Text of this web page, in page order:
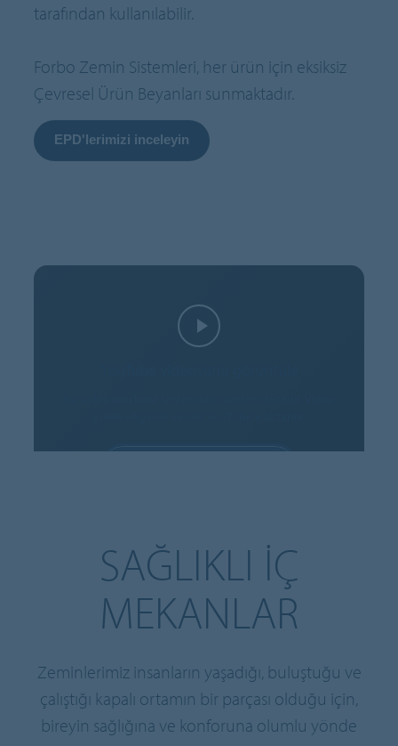
tarafından kullanılabilir.
Forbo Zemin Sistemleri, her ürün için eksiksiz
Çevresel Ürün Beyanları sunmaktadır.
EPD'lerimizi inceleyin
SAĞLIKLI IÇ
MEKANLAR
Zeminlerimiz insanların yaşadığı, buluştuğu ve
çalıştığı kapalı ortamın bir parçası olduğu için,
bireyin sağlığına ve konforuna olumlu yönde